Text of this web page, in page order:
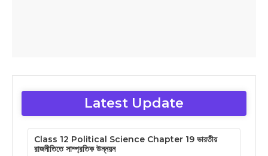
Latest Update
Class 12 Political Science Chapter 19 ভারতীয়
রাজনীতিতে সাম্প্রতিক উন্নয়ন